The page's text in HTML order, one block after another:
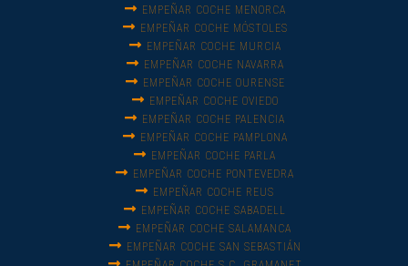
EMPEÑAR COCHE MENORCA
EMPEÑAR COCHE MÓSTOLES
EMPEÑAR COCHE MURCIA
EMPEÑAR COCHE NAVARRA
EMPEÑAR COCHE OURENSE
EMPEÑAR COCHE OVIEDO
EMPEÑAR COCHE PALENCIA
EMPEÑAR COCHE PAMPLONA
EMPEÑAR COCHE PARLA
EMPEÑAR COCHE PONTEVEDRA
EMPEÑAR COCHE REUS
EMPEÑAR COCHE SABADELL
EMPEÑAR COCHE SALAMANCA
EMPEÑAR COCHE SAN SEBASTIÁN